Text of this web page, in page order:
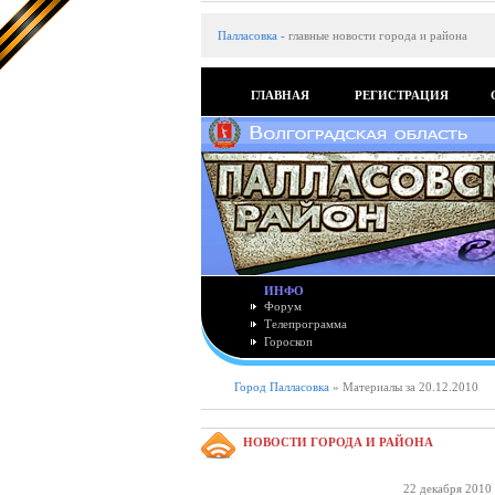
Палласовка - главные новости города и района
ГЛАВНАЯ РЕГИСТРАЦИЯ
ИНФО
Форум
Телепрограмма
Гороскоп
Город Палласовка » Материалы за 20.12.2010
НОВОСТИ ГОРОДА И РАЙОНА
22 декабря